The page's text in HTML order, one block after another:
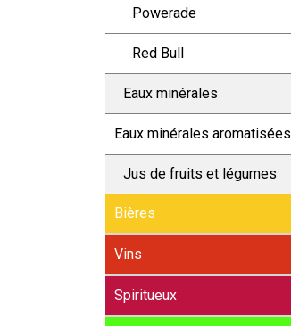
Powerade
Red Bull
Eaux minérales
Eaux minérales aromatisées
Jus de fruits et légumes
Bières
Vins
Spiritueux